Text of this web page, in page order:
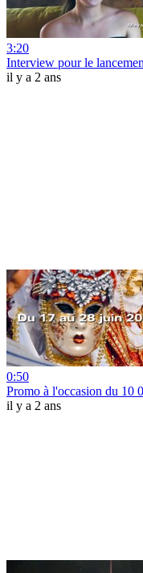
3:20
Interview pour le
il y a 2 ans
0:50
Promo à l'occasion du 10
il y a 2 ans